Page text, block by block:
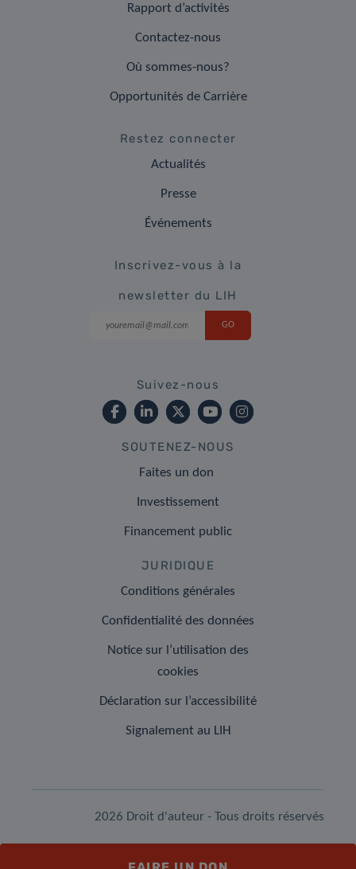
Rapport d’activités
Contactez-nous
Où sommes-nous?
Opportunités de Carrière
Restez connecter
Actualités
Presse
Événements
Inscrivez-vous à la
newsletter du LIH
Suivez-nous
SOUTENEZ-NOUS
Faites un don
Investissement
Financement public
JURIDIQUE
Conditions générales
Confidentialité des données
Notice sur l’utilisation des
cookies
Déclaration sur l’accessibilité
Signalement au LIH
2026 Droit d'auteur - Tous droits réservés